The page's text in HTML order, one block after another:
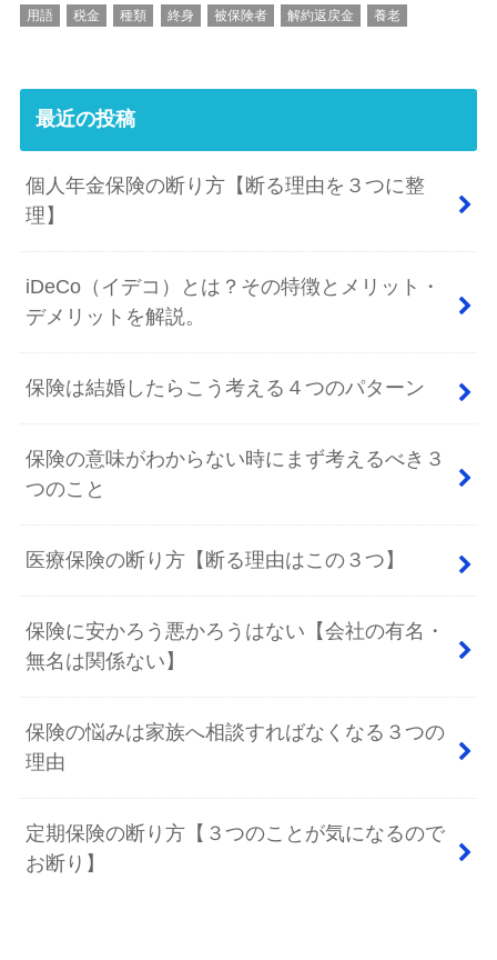
用語
税金 種類 終身 被保険者 解約返戻金 養老
最近の投稿
個人年金保険の断り方【断る理由を３つに整
理】
iDeCo（イデコ）とは？その特徴とメリット・
デメリットを解説。
保険は結婚したらこう考える４つのパターン
保険の意味がわからない時にまず考えるべき３
つのこと
医療保険の断り方【断る理由はこの３つ】
保険に安かろう悪かろうはない【会社の有名・
無名は関係ない】
保険の悩みは家族へ相談すればなくなる３つの
理由
定期保険の断り方【３つのことが気になるので
お断り】